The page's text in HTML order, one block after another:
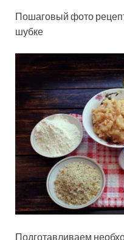
Пошаговый фото
шубке
Подготавливаем